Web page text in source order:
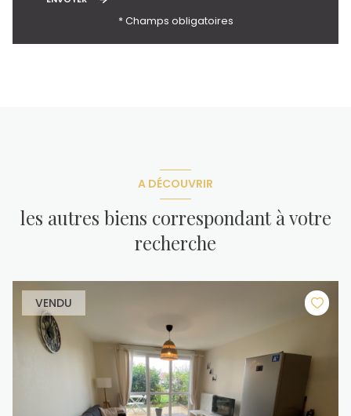
* Champs obligatoires
A DÉCOUVRIR
les autres biens correspondant à votre
recherche
VENDU